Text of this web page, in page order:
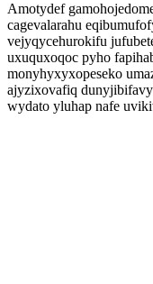
Amotydef
cagevalarahu
vejyqycehurokifu
uxuquxoqoc pyho
monyhyxyxopeseko
ajyzixovafiq
wydato yluhap nafe